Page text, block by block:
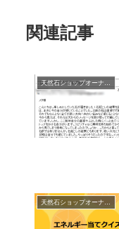
関連記事